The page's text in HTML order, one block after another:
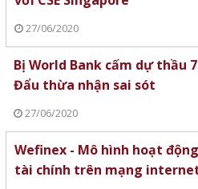
27/06/2020
Bị World Bank cấm dự thầu
Đẩu thừa nhận sai sót
27/06/2020
Wefinex - Mô hình hoạt
tài chính trên mạng